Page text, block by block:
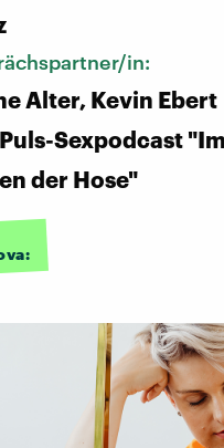
in:
Alter, Kevin Ebert
Sexpodcast "Im
der Hose"